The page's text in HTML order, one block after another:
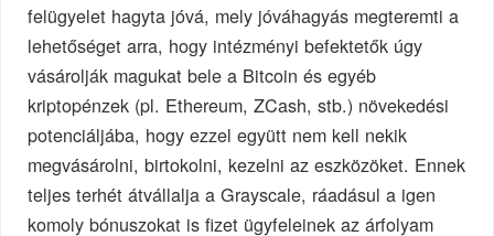
felügyelet hagyta jóvá, mely jóváhagyás megteremti a
lehetőséget arra, hogy intézményi befektetők úgy
vásárolják magukat bele a Bitcoin és egyéb
kriptopénzek (pl. Ethereum, ZCash, stb.) növekedési
potenciáljába, hogy ezzel együtt nem kell nekik
megvásárolni, birtokolni, kezelni az eszközöket. Ennek
teljes terhét átvállalja a Grayscale, ráadásul a igen
komoly bónuszokat is fizet ügyfeleinek az árfolyam